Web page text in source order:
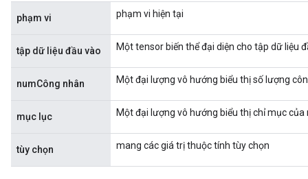
phạm vi phạm vi hiện tại
tập dữ liệu đầu vào Một tensor biến thể đại diện cho tập dữ liệu
numCông nhân Một đại lượng vô hướng biểu thị số lượng
mục lục Một đại lượng vô hướng biểu thị chỉ mục
tùy chọn mang các giá trị thuộc tính tùy chọn